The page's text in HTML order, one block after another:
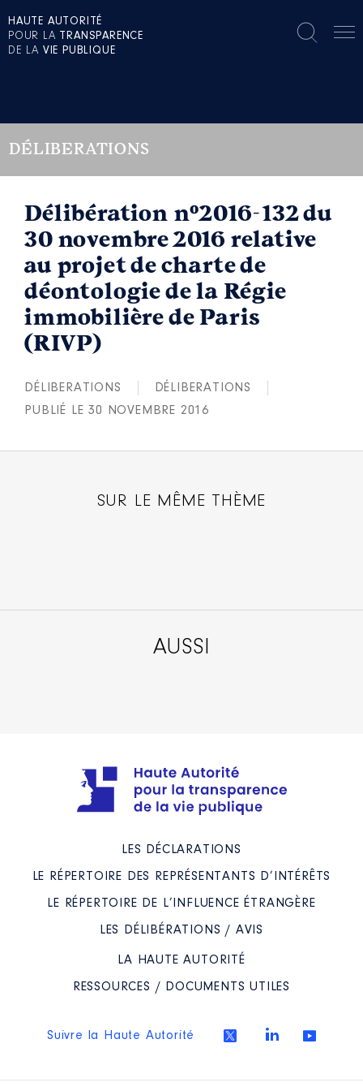
HAUTE AUTORITÉ
POUR LA TRANSPARENCE
DE LA VIE PUBLIQUE
DÉLIBERATIONS
Délibération n°2016-132 du
30 novembre 2016 relative
au projet de charte de
déontologie de la Régie
immobilière de Paris
(RIVP)
DÉLIBERATIONS
DÉLIBERATIONS
PUBLIÉ LE 30 NOVEMBRE 2016
SUR LE MÊME THÈME
AUSSI
LES DÉCLARATIONS
LE RÉPERTOIRE DES REPRÉSENTANTS D’INTÉRÊTS
LE RÉPERTOIRE DE L’INFLUENCE ÉTRANGÈRE
LES DÉLIBÉRATIONS / AVIS
LA HAUTE AUTORITÉ
RESSOURCES / DOCUMENTS UTILES
Suivre la Haute Autorité